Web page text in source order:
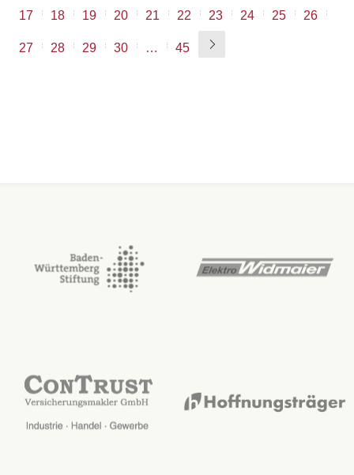
17 18 19 20 21 22 23 24 25 26
27 28 29 30 … 45